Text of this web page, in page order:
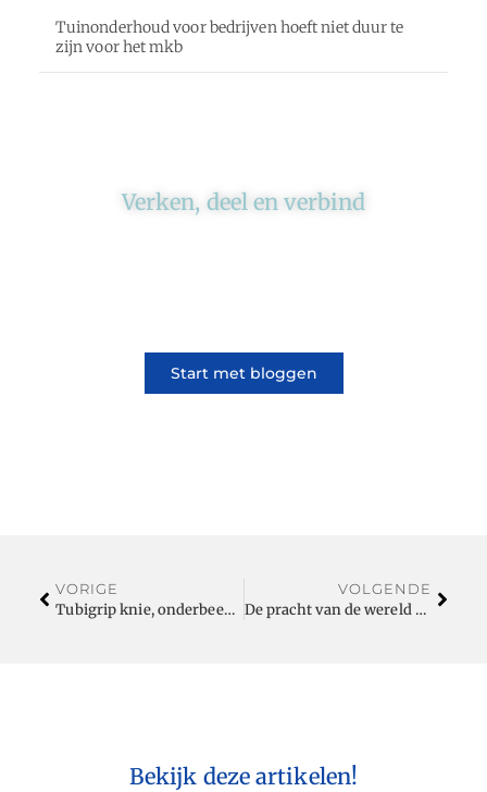
Tuinonderhoud voor bedrijven hoeft niet duur te
zijn voor het mkb
Verken, deel en verbind
Start met bloggen
VORIGE
Tubigrip knie, onderbeen en schouder kopen?
VOLGENDE
De pracht van de wereld bij jou in huis
Bekijk deze artikelen!